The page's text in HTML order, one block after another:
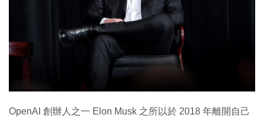
OpenAI 創辦人之一 Elon Musk 之所以於 2018 年離開自己